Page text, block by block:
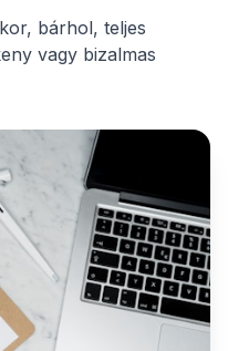
bárhol, teljes
vagy bizalmas